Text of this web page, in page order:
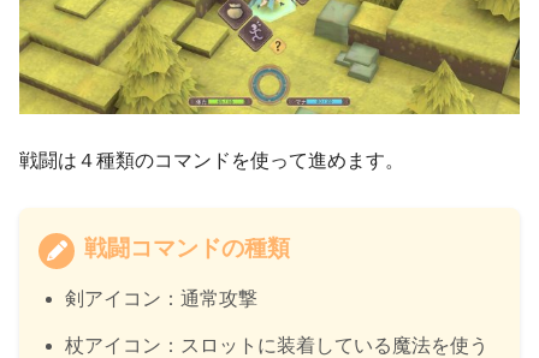
戦闘は４種類のコマンドを使って進めます。
戦闘コマンドの種類
剣アイコン：通常攻撃
杖アイコン：スロットに装着している魔法を使う